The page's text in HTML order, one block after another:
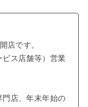
店です。
ス店舗等）営業
門店、年末年始の